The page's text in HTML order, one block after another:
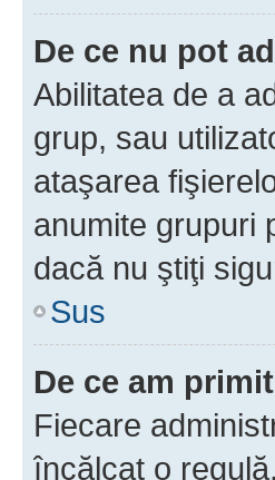
De ce nu pot
Abilitatea de a
grup, sau
ataşarea
anumite grupuri
dacă nu ştiţi
Sus
De ce am
Fiecare
încălcat o